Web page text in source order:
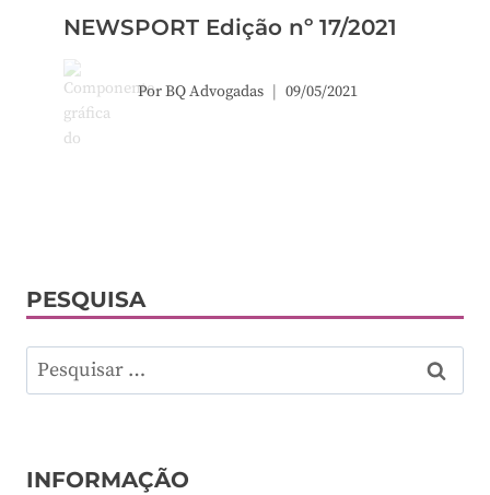
NEWSPORT Edição nº 17/2021
PorBQ Advogadas 09/05/2021
PESQUISA
Pesquisar
por:
INFORMAÇÃO